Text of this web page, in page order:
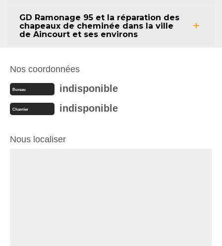
GD Ramonage 95 et la réparation des
chapeaux de cheminée dans la ville
de Aincourt et ses environs
Nos coordonnées
Bureau indisponible
Chantier indisponible
Nous localiser